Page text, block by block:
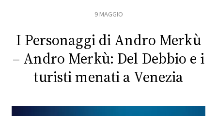
RADIO
PLAYLIST
9 MAGGIO
I Personaggi di Andro Merkù
– Andro Merkù: Del Debbio e i
turisti menati a Venezia